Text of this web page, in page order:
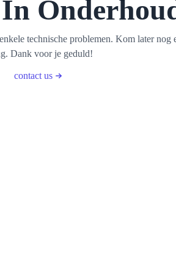
technische problemen. Kom later nog
Dank voor je geduld!
contact us